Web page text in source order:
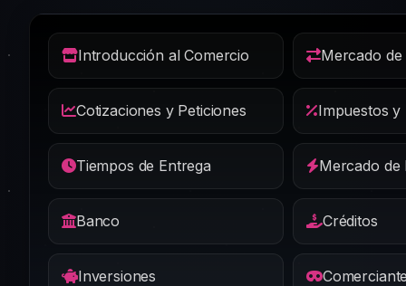
Introducción al Comercio Mercado de
Cotizaciones y Peticiones Impuestos y
Tiempos de Entrega Mercado de
Banco Créditos
Inversiones